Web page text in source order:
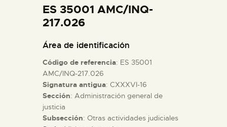
COLECCIONES
ESPAÑOL
PREPARAR LA VISITA
ES 35001 AMC/INQ-
217.026
Área de identificación
Código de referencia: ES 35001
AMC/INQ-217.026
Signatura antigua: CXXXVI-16
Sección: Administración general de
justicia
Subsección: Otras actividades judiciales